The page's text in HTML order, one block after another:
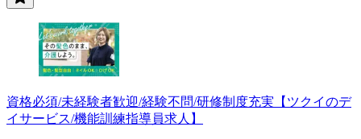
資格必須/未経験者歓迎/経験不問/研修制度充実【ツクイのデ
イサービス/機能訓練指導員求人】